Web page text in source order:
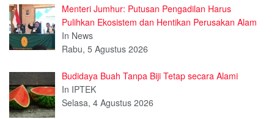
Menteri Jumhur: Putusan Pengadilan Harus
Pulihkan Ekosistem dan Hentikan Perusakan Alam
In News
Rabu, 5 Agustus 2026
Budidaya Buah Tanpa Biji Tetap secara Alami
In IPTEK
Selasa, 4 Agustus 2026